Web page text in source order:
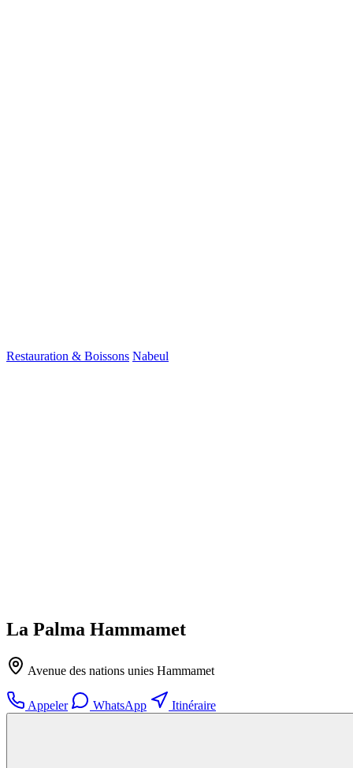
Restauration & Boissons Nabeul
La Palma Hammamet
Avenue des nations unies Hammamet
Appeler WhatsApp Itinéraire